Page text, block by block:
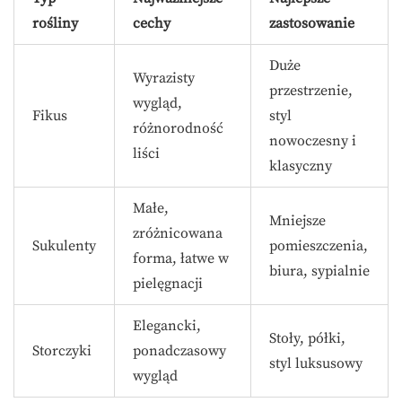
rośliny
cechy
zastosowanie
Fikus
Wyrazisty
wygląd,
różnorodność
liści
Duże
przestrzenie,
styl
nowoczesny i
klasyczny
Sukulenty
Małe,
zróżnicowana
forma, łatwe w
pielęgnacji
Mniejsze
pomieszczenia,
biura, sypialnie
Storczyki
Elegancki,
ponadczasowy
wygląd
Stoły, półki,
styl luksusowy